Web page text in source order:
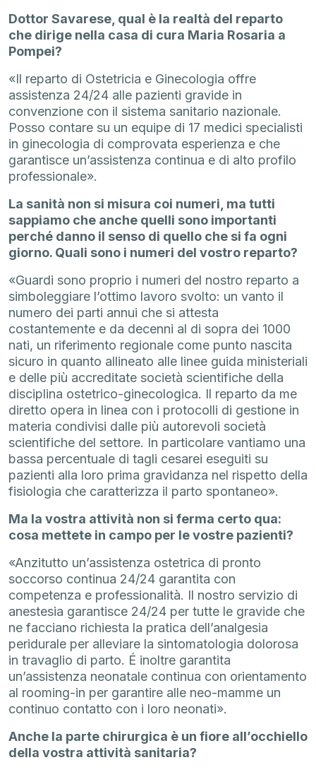
Dottor Savarese, qual è la realtà del reparto
che dirige nella casa di cura Maria Rosaria a
Pompei?
«Il reparto di Ostetricia e Ginecologia offre
assistenza 24/24 alle pazienti gravide in
convenzione con il sistema sanitario nazionale.
Posso contare su un equipe di 17 medici specialisti
in ginecologia di comprovata esperienza e che
garantisce un’assistenza continua e di alto profilo
professionale».
La sanità non si misura coi numeri, ma tutti
sappiamo che anche quelli sono importanti
perché danno il senso di quello che si fa ogni
giorno. Quali sono i numeri del vostro reparto?
«Guardi sono proprio i numeri del nostro reparto a
simboleggiare l’ottimo lavoro svolto: un vanto il
numero dei parti annui che si attesta
costantemente e da decenni al di sopra dei 1000
nati, un riferimento regionale come punto nascita
sicuro in quanto allineato alle linee guida ministeriali
e delle più accreditate società scientifiche della
disciplina ostetrico-ginecologica. Il reparto da me
diretto opera in linea con i protocolli di gestione in
materia condivisi dalle più autorevoli società
scientifiche del settore. In particolare vantiamo una
bassa percentuale di tagli cesarei eseguiti su
pazienti alla loro prima gravidanza nel rispetto della
fisiologia che caratterizza il parto spontaneo».
Ma la vostra attività non si ferma certo qua:
cosa mettete in campo per le vostre pazienti?
«Anzitutto un’assistenza ostetrica di pronto
soccorso continua 24/24 garantita con
competenza e professionalità. Il nostro servizio di
anestesia garantisce 24/24 per tutte le gravide che
ne facciano richiesta la pratica dell’analgesia
peridurale per alleviare la sintomatologia dolorosa
in travaglio di parto. É inoltre garantita
un’assistenza neonatale continua con orientamento
al rooming-in per garantire alle neo-mamme un
continuo contatto con i loro neonati».
Anche la parte chirurgica è un fiore all’occhiello
della vostra attività sanitaria?